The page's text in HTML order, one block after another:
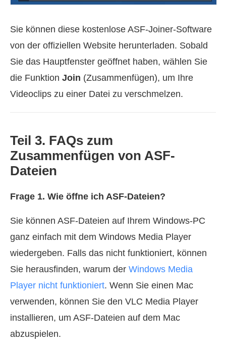
Sie können diese kostenlose ASF-Joiner-Software
von der offiziellen Website herunterladen. Sobald
Sie das Hauptfenster geöffnet haben, wählen Sie
die Funktion Join (Zusammenfügen), um Ihre
Videoclips zu einer Datei zu verschmelzen.
Teil 3. FAQs zum
Zusammenfügen von ASF-
Dateien
Frage 1. Wie öffne ich ASF-Dateien?
Sie können ASF-Dateien auf Ihrem Windows-PC
ganz einfach mit dem Windows Media Player
wiedergeben. Falls das nicht funktioniert, können
Sie herausfinden, warum der Windows Media
Player nicht funktioniert. Wenn Sie einen Mac
verwenden, können Sie den VLC Media Player
installieren, um ASF-Dateien auf dem Mac
abzuspielen.